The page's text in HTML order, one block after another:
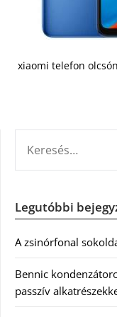
xiaomi telefon olcsón
Legutóbbi
A zsinórfonal
Bennic
passzív